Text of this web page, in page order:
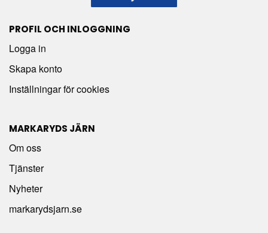
PROFIL OCH INLOGGNING
Logga in
Skapa konto
Inställningar för cookies
MARKARYDS JÄRN
Om oss
Tjänster
Nyheter
markarydsjarn.se